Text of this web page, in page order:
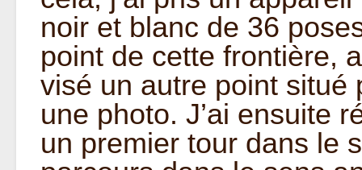
noir et blanc de 36
point de cette frontière,
visé un autre point situé
une photo. J’ai ensuite
un premier tour dans le